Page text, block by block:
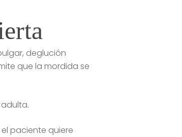
deglución
que la mordida se
paciente quiere